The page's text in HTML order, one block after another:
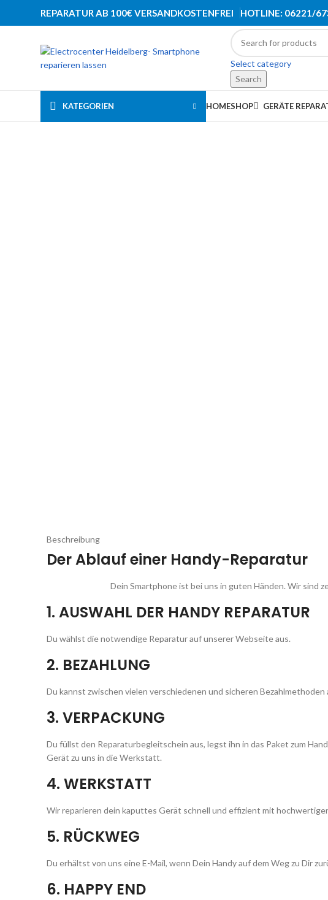
REPARATUR AB 100€ VERSANDKOSTENFREI HOTLINE: 06221/
Select category
Search
KATEGORIEN HOMESHOP GERÄTE
Beschreibung
Der Ablauf einer Handy-Reparatur
Dein Smartphone ist bei uns in guten Händen. Wir sind
1. AUSWAHL DER HANDY REPARATUR
Du wählst die notwendige Reparatur auf unserer Webseite aus.
2. BEZAHLUNG
Du kannst zwischen vielen verschiedenen und sicheren Bezahlmethoden
3. VERPACKUNG
Du füllst den Reparaturbegleitschein aus, legst ihn in das Paket zum
Gerät zu uns in die Werkstatt.
4. WERKSTATT
Wir reparieren dein kaputtes Gerät schnell und effizient mit
5. RÜCKWEG
Du erhältst von uns eine E-Mail, wenn Dein Handy auf dem Weg zu Dir
6. HAPPY END